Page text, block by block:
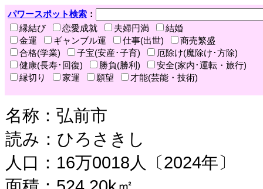
パワースポット検索 ：
縁結び
恋愛成就 夫婦円満
結婚
金運
ギャンブル運 仕事(出世)
商売繁盛
合格(学業)
子宝(安産･子育)
厄除け(魔除け･方除)
健康(長寿･回復)
勝負(勝利)
安全(家内･運転・旅行)
縁切り
家運 願望 才能(芸能・技術)
名称：弘前市
読み：ひろさきし
人口：16万0018人〔2024年〕